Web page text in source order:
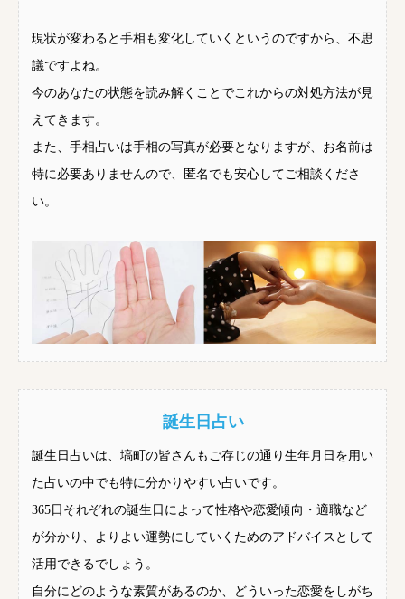
現状が変わると手相も変化していくというのですから、不思
議ですよね。
今のあなたの状態を読み解くことでこれからの対処方法が見
えてきます。
また、手相占いは手相の写真が必要となりますが、お名前は
特に必要ありませんので、匿名でも安心してご相談くださ
い。
誕生日占い
誕生日占いは、塙町の皆さんもご存じの通り生年月日を用い
た占いの中でも特に分かりやすい占いです。
365日それぞれの誕生日によって性格や恋愛傾向・適職など
が分かり、よりよい運勢にしていくためのアドバイスとして
活用できるでしょう。
自分にどのような素質があるのか、どういった恋愛をしがち